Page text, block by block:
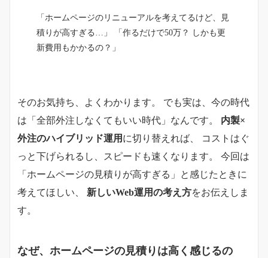
「ホームページのリニューアルを考えてるけど、見
積りが高すぎる…」 「作るだけで50万？ しかも更
新費用もかかるの？」
そのお気持ち、よくわかります。 でも実は、今の時代
は「全部外注しなくてもいい時代」なんです。 内製×
外注のハイブリッド運用 に切り替えれば、 コストはぐ
っと下げられるし、スピードも速くなります。 今回は
「ホームページの見積りが高すぎる」と感じたときに
考えてほしい、 新しいWeb運用の考え方をお伝えしま
す。
なぜ、ホームページの見積りは高く感じるの